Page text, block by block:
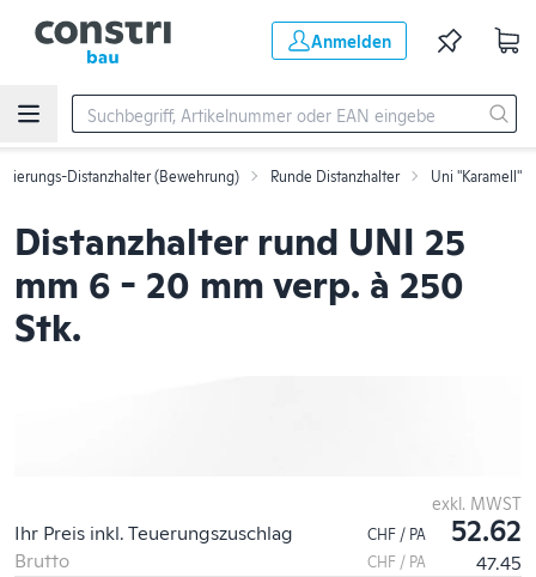
Anmelden
Distanzhalter (Bewehrung) Runde Distanzhalter Uni "Karamell"
Distanzhalter rund UNI 25
mm 6 - 20 mm verp. à 250
Stk.
exkl. MWST
Ihr Preis inkl. Teuerungszuschlag CHF / PA 52.62
Brutto CHF / PA
47.45